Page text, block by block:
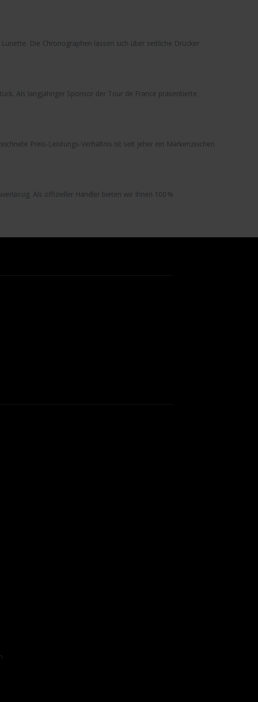
. Die Chronographen lassen sich über seitliche Drücker
Als langjähriger Sponsor der Tour de France präsentierte
Preis-Leistungs-Verhältnis ist seit jeher ein Markenzeichen
Als offizieller Händler bieten wir Ihnen 100 %